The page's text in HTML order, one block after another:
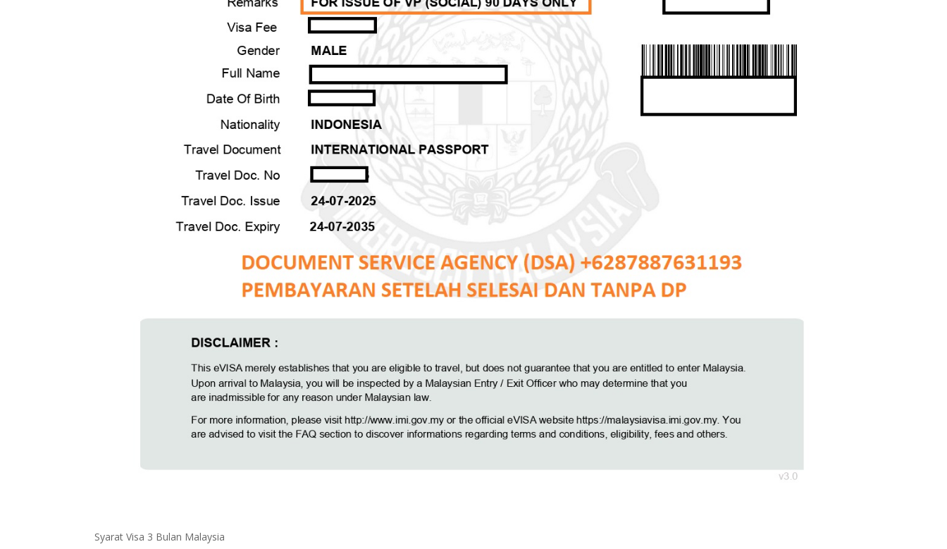
Syarat Visa 3 Bulan Malaysia